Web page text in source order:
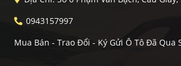
0943157997
Mua Bán - Trao Đổi - Ký Gửi Ô Tô Đã Qua